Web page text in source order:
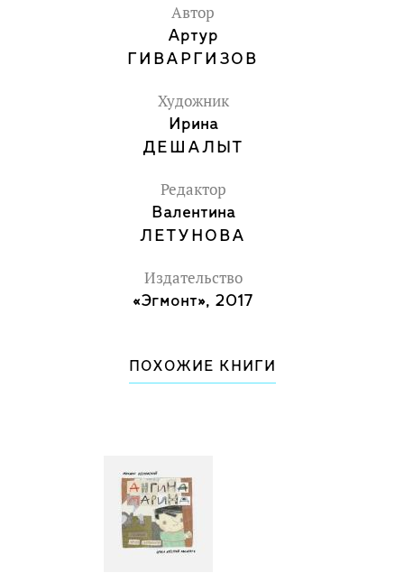
Автор
Артур
ГИВАРГИЗОВ
Художник
Ирина
ДЕШАЛЫТ
Редактор
Валентина
ЛЕТУНОВА
Издательство
«Эгмонт», 2017
ПОХОЖИЕ КНИГИ